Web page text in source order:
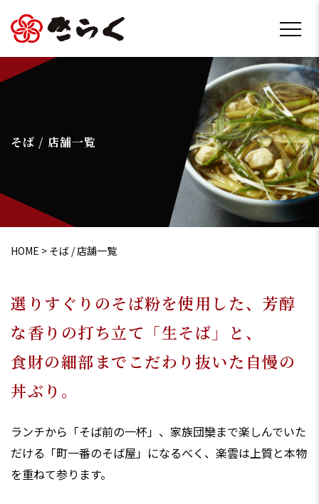
そば / 店舗一覧
HOME > そば / 店舗一覧
選りすぐりのそば粉を使用した、芳醇
な香りの打ち立て「生そば」と、
食財の細部までこだわり抜いた自慢の
丼ぶり。
ランチから「そば前の一杯」、家族団欒まで楽しんでいた
だける「町一番のそば屋」になるべく、楽雲は上質と本物
を重ねて参ります。